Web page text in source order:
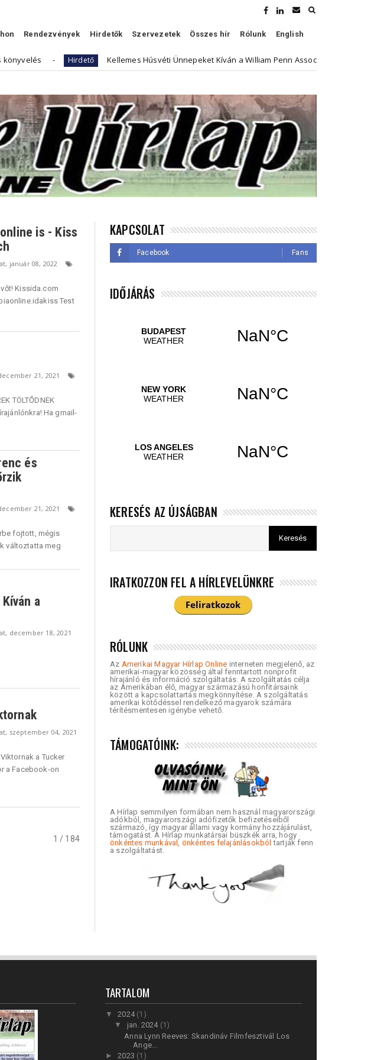
Rendezvények Hirdetők Szervezetek Összes hír Rólunk English
Hirdető Kellemes Húsvéti Ünnepeket Kíván a William Penn Association
is - Kiss
január 08, 2022
Kissida.com
Test
21, 2021
TÖLTŐDNEK
Ha gmail-
és
21, 2021
fojtott, mégis
változtatta meg
a
december 18, 2021
szeptember 04, 2021
a Tucker
a Facebook-on
1 / 184
KAPCSOLAT
Facebook Fans
IDŐJÁRÁS
KERESÉS AZ ÚJSÁGBAN
IRATKOZZON FEL A HÍRLEVELÜNKRE
RÓLUNK
Az Amerikai Magyar Hírlap Online interneten megjelenő, az
amerikai-magyar közösség által fenntartott nonprofit
hírajánló és információ szolgáltatás. A szolgáltatás célja
az Amerikában élő, magyar származású honfitársaink
között a kapcsolattartás megkönnyítése. A szolgáltatás
amerikai kötődéssel rendelkező magyarok számára
térítésmentesen igénybe vehető.
TÁMOGATÓINK:
A Hírlap semmilyen formában nem használ magyarországi
adókból, magyarországi adófizetők befizetéseiből
származó, így magyar állami vagy kormány hozzájárulást,
támogatást. A Hírlap munkatársai büszkék arra, hogy
önkéntes munkával, önkéntes felajánlásokból tartják fenn
a szolgáltatást.
TARTALOM
▼2024 (1)
▼ jan. 2024 (1)
Anna Lynn Reeves: Skandináv Filmfesztivál Los
Ange...
►2023 (1)